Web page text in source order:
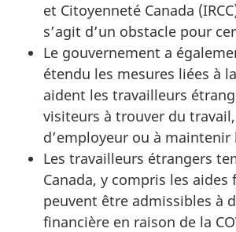
et Citoyenneté Canada
s’agit d’un obstacle pour
Le gouvernement a
étendu les mesures liées à
aident les travailleurs
visiteurs à trouver du
d’employeur ou à
Les travailleurs étrangers
Canada, y compris les aides
peuvent être admissibles à
financière en raison de la